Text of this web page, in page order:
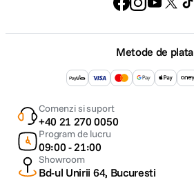
Metode de plata
Comenzi si suport
+40 21 270 0050
Program de lucru
09:00 - 21:00
Showroom
Bd-ul Unirii 64, Bucuresti